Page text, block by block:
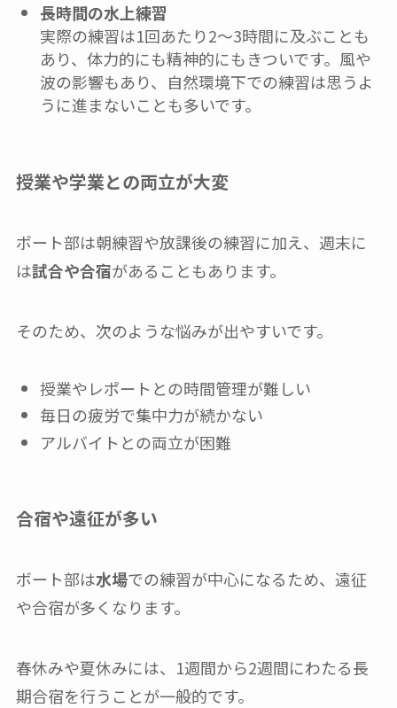
長時間の水上練習
実際の練習は1回あたり2〜3時間に及ぶことも
あり、体力的にも精神的にもきついです。風や
波の影響もあり、自然環境下での練習は思うよ
うに進まないことも多いです。
授業や学業との両立が大変
ボート部は朝練習や放課後の練習に加え、週末に
は試合や合宿があることもあります。
そのため、次のような悩みが出やすいです。
授業やレポートとの時間管理が難しい
毎日の疲労で集中力が続かない
アルバイトとの両立が困難
合宿や遠征が多い
ボート部は水場での練習が中心になるため、遠征
や合宿が多くなります。
春休みや夏休みには、1週間から2週間にわたる長
期合宿を行うことが一般的です。